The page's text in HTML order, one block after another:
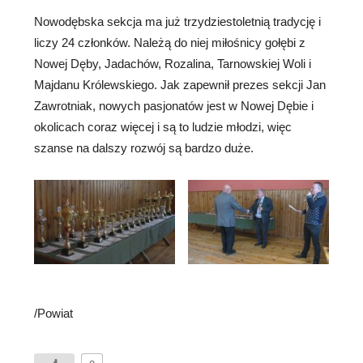
Nowodębska sekcja ma już trzydziestoletnią tradycję i
liczy 24 członków. Należą do niej miłośnicy gołębi z
Nowej Dęby, Jadachów, Rozalina, Tarnowskiej Woli i
Majdanu Królewskiego. Jak zapewnił prezes sekcji Jan
Zawrotniak, nowych pasjonatów jest w Nowej Dębie i
okolicach coraz więcej i są to ludzie młodzi, więc
szanse na dalszy rozwój są bardzo duże.
/Powiat